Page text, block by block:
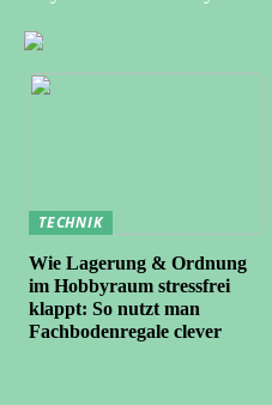
TECHNIK
Wie Lagerung & Ordnung
im Hobbyraum stressfrei
klappt: So nutzt man
Fachbodenregale clever